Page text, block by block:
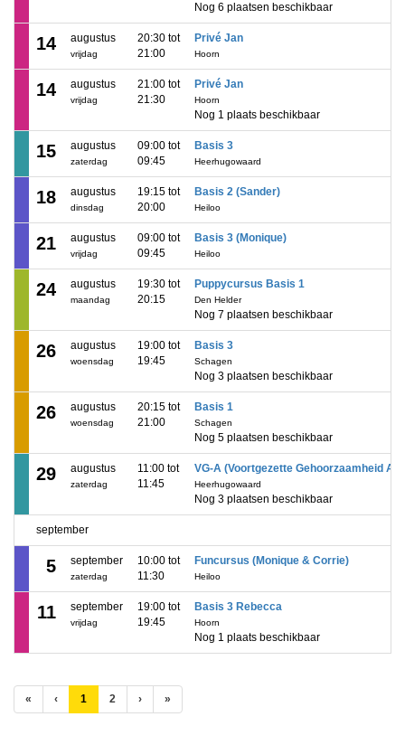
Nog 6 plaatsen beschikbaar
14 augustus
vrijdag
20:30 tot
21:00
Privé Jan
Hoorn
14 augustus
vrijdag
21:00 tot
21:30
Privé Jan
Hoorn
Nog 1 plaats beschikbaar
15 augustus
zaterdag
09:00 tot
09:45
Basis 3
Heerhugowaard
18 augustus
dinsdag
19:15 tot
20:00
Basis 2 (Sander)
Heiloo
21 augustus
vrijdag
09:00 tot
09:45
Basis 3 (Monique)
Heiloo
24 augustus
maandag
19:30 tot
20:15
Puppycursus Basis 1
Den Helder
Nog 7 plaatsen beschikbaar
26 augustus
woensdag
19:00 tot
19:45
Basis 3
Schagen
Nog 3 plaatsen beschikbaar
26 augustus
woensdag
20:15 tot
21:00
Basis 1
Schagen
Nog 5 plaatsen beschikbaar
29 augustus
zaterdag
11:00 tot
11:45
VG-A (Voortgezette Gehoorzaamheid A)
Heerhugowaard
Nog 3 plaatsen beschikbaar
september
5 september
zaterdag
10:00 tot
11:30
Funcursus (Monique & Corrie)
Heiloo
11 september
vrijdag
19:00 tot
19:45
Basis 3 Rebecca
Hoorn
Nog 1 plaats beschikbaar
« ‹ 1 (huidige)
2 › »